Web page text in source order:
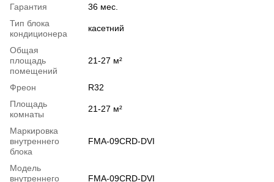
Гарантия
36 мес.
Тип блока
кондиционера
касетний
Общая
площадь
помещений
21-27 м²
Фреон
R32
Площадь
комнаты
21-27 м²
Маркировка
внутреннего
блока
FMA-09CRD-DVI
Модель
внутреннего
FMA-09CRD-DVI